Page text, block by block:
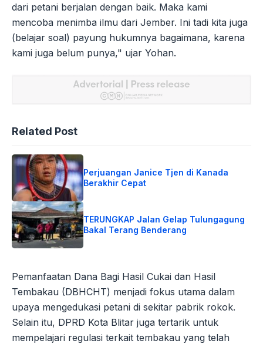
dari petani berjalan dengan baik. Maka kami
mencoba menimba ilmu dari Jember. Ini tadi kita juga
(belajar soal) payung hukumnya bagaimana, karena
kami juga belum punya," ujar Yohan.
Related Post
Perjuangan Janice Tjen di Kanada
Berakhir Cepat
TERUNGKAP Jalan Gelap Tulungagung
Bakal Terang Benderang
Pemanfaatan Dana Bagi Hasil Cukai dan Hasil
Tembakau (DBHCHT) menjadi fokus utama dalam
upaya mengedukasi petani di sekitar pabrik rokok.
Selain itu, DPRD Kota Blitar juga tertarik untuk
mempelajari regulasi terkait tembakau yang telah